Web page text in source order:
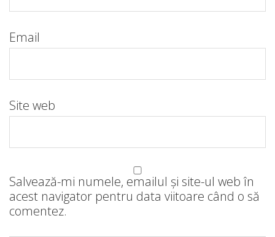
Email
Site web
Salvează-mi numele, emailul și site-ul web în
acest navigator pentru data viitoare când o să
comentez.